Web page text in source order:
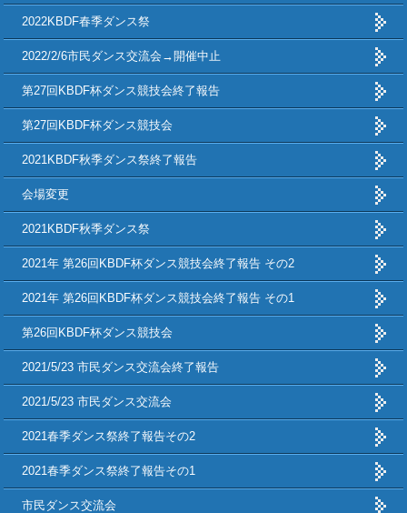
2022KBDF春季ダンス祭
2022/2/6市民ダンス交流会→開催中止
第27回KBDF杯ダンス競技会終了報告
第27回KBDF杯ダンス競技会
2021KBDF秋季ダンス祭終了報告
会場変更
2021KBDF秋季ダンス祭
2021年 第26回KBDF杯ダンス競技会終了報告 その2
2021年 第26回KBDF杯ダンス競技会終了報告 その1
第26回KBDF杯ダンス競技会
2021/5/23 市民ダンス交流会終了報告
2021/5/23 市民ダンス交流会
2021春季ダンス祭終了報告その2
2021春季ダンス祭終了報告その1
市民ダンス交流会